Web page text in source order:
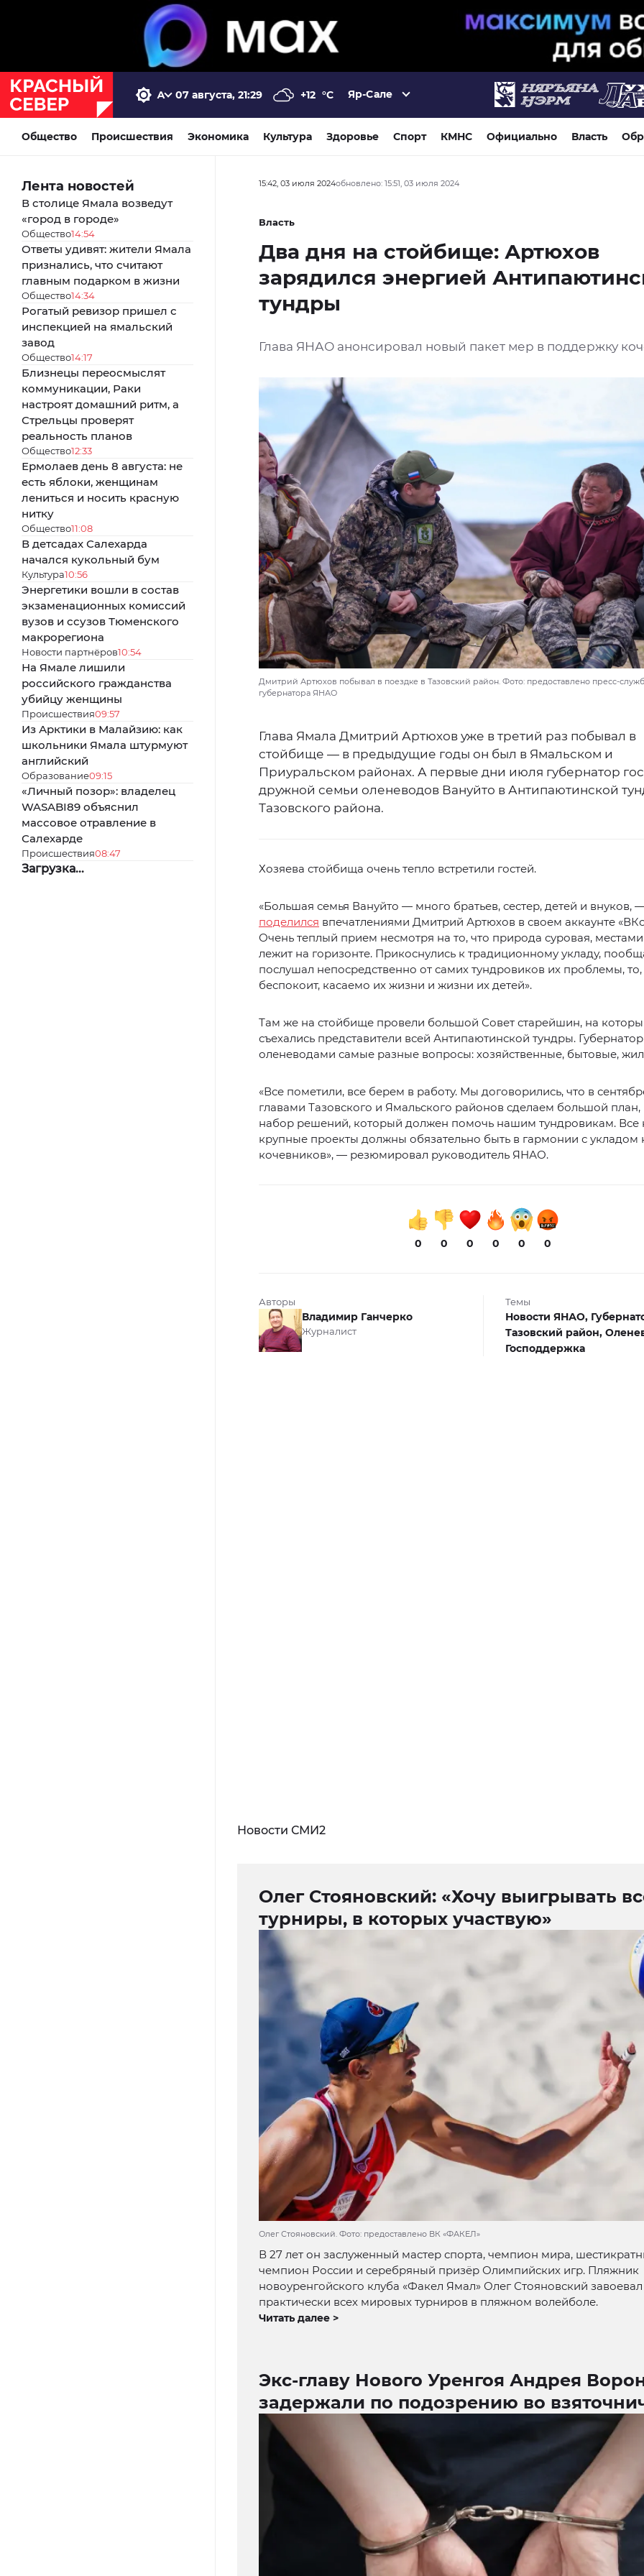
07 августа, 21:29 +12 °C Яр-Сале
Общество Происшествия Экономика Культура Здоровье Спорт КМНС Официально Власть
Лента новостей
В столице Ямала возведут
«город в городе»
Общество14:54
Ответы удивят: жители Ямала
признались, что считают
главным подарком в жизни
Общество14:34
Рогатый ревизор пришел с
инспекцией на ямальский
завод
Общество14:17
Близнецы переосмыслят
коммуникации, Раки
настроят домашний ритм, а
Стрельцы проверят
реальность планов
Общество12:33
Ермолаев день 8 августа: не
есть яблоки, женщинам
лениться и носить красную
нитку
Общество11:08
В детсадах Салехарда
начался кукольный бум
Культура10:56
Энергетики вошли в состав
экзаменационных комиссий
вузов и ссузов Тюменского
макрорегиона
Новости партнёров10:54
На Ямале лишили
российского гражданства
убийцу женщины
Происшествия09:57
Из Арктики в Малайзию: как
школьники Ямала штурмуют
английский
Образование09:15
«Личный позор»: владелец
WASABI89 объяснил
массовое отравление в
Салехарде
Происшествия08:47
Загрузка...
15:42, 03 июля 2024обновлено: 15:51, 03 июля 2024
Власть
Два дня на стойбище: Артюхов
зарядился энергией
тундры
Глава ЯНАО анонсировал новый пакет мер в поддержку
Дмитрий Артюхов побывал в поездке в Тазовский район. Фото: предоставлено пресс-
губернатора ЯНАО
Глава Ямала Дмитрий Артюхов уже в третий раз побывал в
стойбище — в предыдущие годы он был в Ямальском и
Приуральском районах. А первые дни июля губернатор
дружной семьи оленеводов Вануйто в Антипаютинской
Тазовского района.
Хозяева стойбища очень тепло встретили гостей.
«Большая семья Вануйто — много братьев, сестер, детей и внуков,
поделился впечатлениями Дмитрий Артюхов в своем аккаунте
Очень теплый прием несмотря на то, что природа суровая,
лежит на горизонте. Прикоснулись к традиционному укладу,
послушал непосредственно от самих тундровиков их проблемы, то,
беспокоит, касаемо их жизни и жизни их детей».
Там же на стойбище провели большой Совет старейшин, на
съехались представители всей Антипаютинской тундры.
оленеводами самые разные вопросы: хозяйственные, бытовые,
«Все пометили, все берем в работу. Мы договорились, что в
главами Тазовского и Ямальского районов сделаем большой
набор решений, который должен помочь нашим тундровикам.
крупные проекты должны обязательно быть в гармонии с укладом
кочевников», — резюмировал руководитель ЯНАО.
0 0 0 0 0 0
Авторы
Владимир Ганчерко
Журналист
Темы
Новости ЯНАО,
Тазовский район,
Господдержка
Новости СМИ2
Олег Стояновский: «Хочу выигрывать
турниры, в которых участвую»
Олег Стояновский. Фото: предоставлено ВК «ФАКЕЛ»
В 27 лет он заслуженный мастер спорта, чемпион мира,
чемпион России и серебряный призёр Олимпийских игр. Пляжник
новоуренгойского клуба «Факел Ямал» Олег Стояновский
практически всех мировых турниров в пляжном волейболе.
Читать далее >
Экс-главу Нового Уренгоя Андрея
задержали по подозрению во